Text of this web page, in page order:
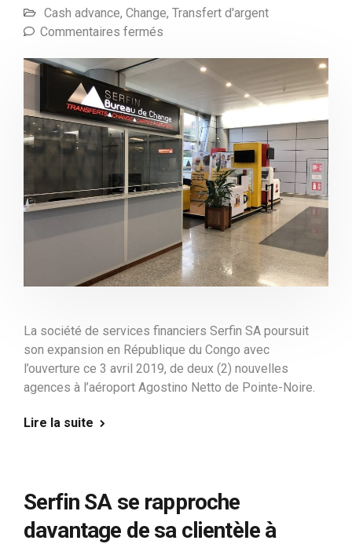
Cash advance, Change, Transfert d'argent
Commentaires fermés
La société de services financiers Serfin SA poursuit
son expansion en République du Congo avec
l’ouverture ce 3 avril 2019, de deux (2) nouvelles
agences à l’aéroport Agostino Netto de Pointe-Noire.
Lire la suite
Serfin SA se rapproche
davantage de sa clientèle à